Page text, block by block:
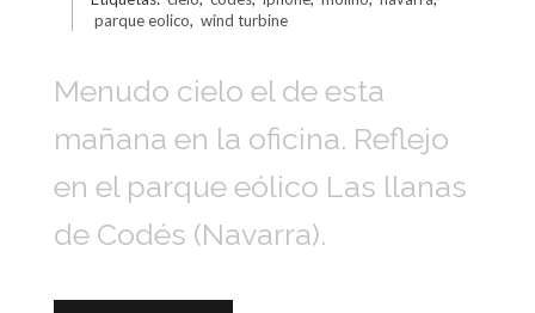
parque eolico, wind turbine
Menudo cielo el de esta
mañana en la oficina. Reflejo
en el parque eólico Las llanas
de Codés (Navarra).